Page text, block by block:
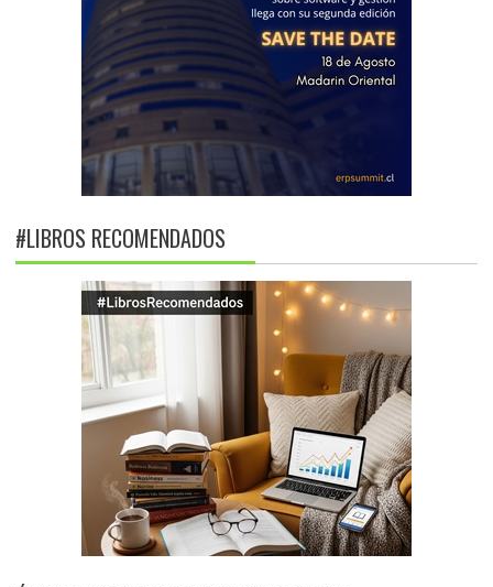
#LIBROS RECOMENDADOS